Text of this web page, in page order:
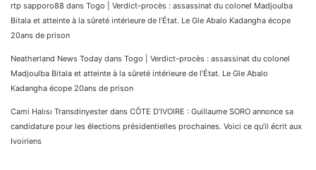
rtp sapporo88 dans Togo | Verdict-procès : assassinat du colonel Madjoulba
Bitala et atteinte à la sûreté intérieure de l’État. Le Gle Abalo Kadangha écope
20ans de prison
Neatherland News Today dans Togo | Verdict-procès : assassinat du colonel
Madjoulba Bitala et atteinte à la sûreté intérieure de l’État. Le Gle Abalo
Kadangha écope 20ans de prison
Cami Halısı Transdinyester dans CÔTE D’IVOIRE : Guillaume SORO annonce sa
candidature pour les élections présidentielles prochaines. Voici ce qu’il écrit aux
Ivoiriens